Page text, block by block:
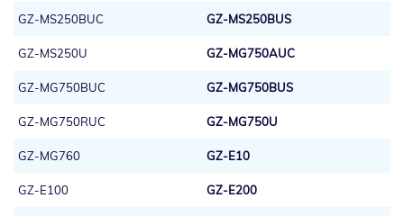
GZ-MS250BUC GZ-MS250BUS
GZ-MS250U GZ-MG750AUC
GZ-MG750BUC GZ-MG750BUS
GZ-MG750RUC GZ-MG750U
GZ-MG760 GZ-E10
GZ-E100 GZ-E200